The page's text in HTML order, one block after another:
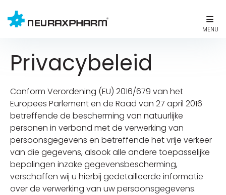
Privacybeleid
Conform Verordening (EU) 2016/679 van het
Europees Parlement en de Raad van 27 april 2016
betreffende de bescherming van natuurlijke
personen in verband met de verwerking van
persoonsgegevens en betreffende het vrije verkeer
van die gegevens, alsook alle andere toepasselijke
bepalingen inzake gegevensbescherming,
verschaffen wij u hierbij gedetailleerde informatie
over de verwerking van uw persoonsgegevens.